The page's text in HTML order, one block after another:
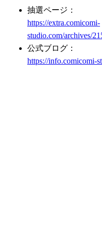
抽選ページ：
https://extra.comicomi-
studio.com/archives/
公式ブログ：
https://info.comicomi-